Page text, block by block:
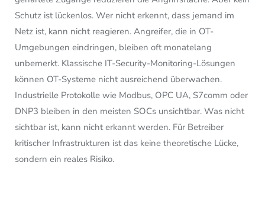
Schutz ist lückenlos. Wer nicht erkennt, dass jemand im
Netz ist, kann nicht reagieren. Angreifer, die in OT-
Umgebungen eindringen, bleiben oft monatelang
unbemerkt. Klassische IT-Security-Monitoring-Lösungen
können OT-Systeme nicht ausreichend überwachen.
Industrielle Protokolle wie Modbus, OPC UA, S7comm oder
DNP3 bleiben in den meisten SOCs unsichtbar. Was nicht
sichtbar ist, kann nicht erkannt werden. Für Betreiber
kritischer Infrastrukturen ist das keine theoretische Lücke,
sondern ein reales Risiko.